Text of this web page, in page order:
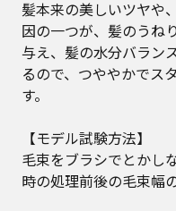
髪本来の美しいツヤや
因の一つが、髪のうね
与え、髪の水分バラン
るので、つややかでス
す。
【モデル試験方法】
毛束をブラシでとかし
時の処理前後の毛束幅